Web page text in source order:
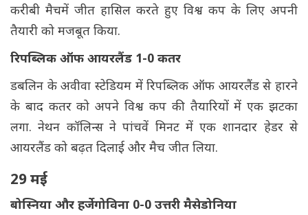
करीबी मैचमें जीत हासिल करते हुए विश्व कप के लिए अपनी
तैयारी को मजबूत किया.
रिपब्लिक ऑफ आयरलैंड 1-0 कतर
डबलिन के अवीवा स्टेडियम में रिपब्लिक ऑफ आयरलैंड से हारने
के बाद कतर को अपने विश्व कप की तैयारियों में एक झटका
लगा. नेथन कॉलिन्स ने पांचवें मिनट में एक शानदार हेडर से
आयरलैंड को बढ़त दिलाई और मैच जीत लिया.
29 मई
बोस्निया और हर्जेगोविना 0-0 उत्तरी मैसेडोनिया